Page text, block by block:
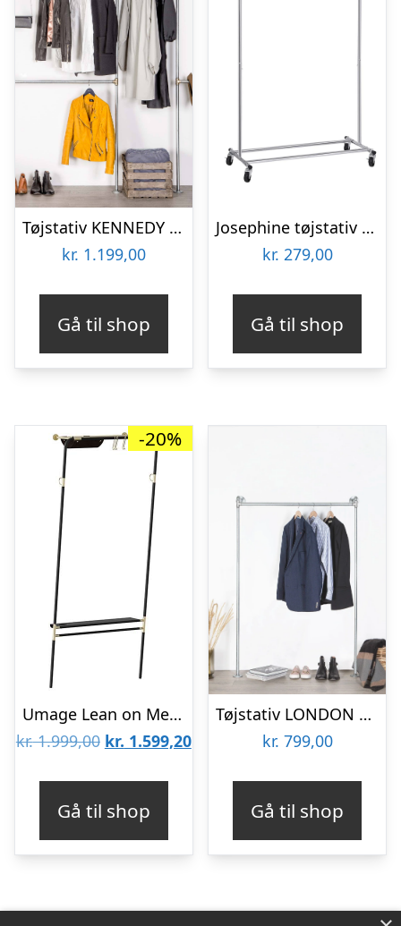
Tøjstativ KENNEDY sølv med messing
kr. 1.199,00
Gå til shop
Josephine tøjstativ på hjul – Sølv
kr. 279,00
Gå til shop
-20%
Umage Lean on Me tøjstativ sort : Erling Christensen Møbler
kr.1.999,00 Den
kr. 1.999,00.
kr. 1.599,20Den
kr. 1.599,20.
Gå til shop
Tøjstativ LONDON sølv
kr. 799,00
Gå til shop